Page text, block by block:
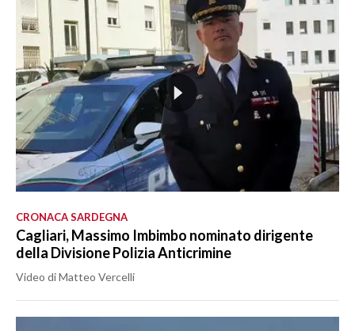
CRONACA SARDEGNA
Cagliari, Massimo Imbimbo nominato dirigente
della Divisione Polizia Anticrimine
Video di Matteo Vercelli